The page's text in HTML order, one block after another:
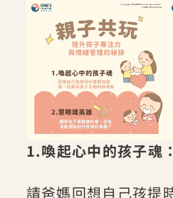
1.喚起心中的孩子魂：
請爸媽回想自己孩提